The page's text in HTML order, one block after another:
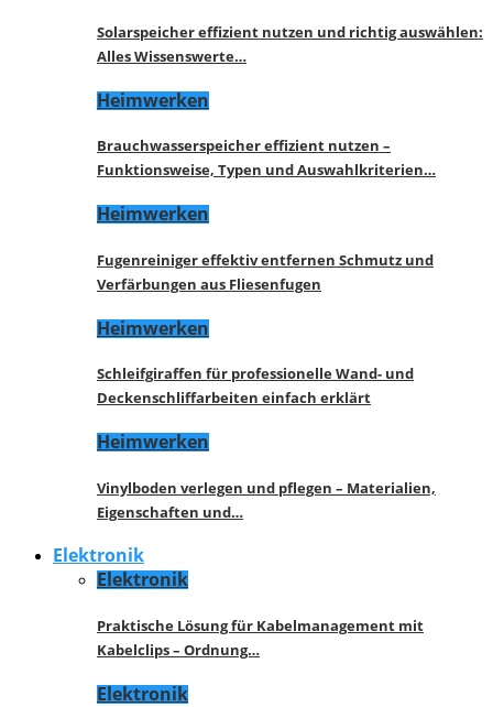
Solarspeicher effizient nutzen und richtig auswählen:
Alles Wissenswerte…
Heimwerken
Brauchwasserspeicher effizient nutzen –
Funktionsweise, Typen und Auswahlkriterien…
Heimwerken
Fugenreiniger effektiv entfernen Schmutz und
Verfärbungen aus Fliesenfugen
Heimwerken
Schleifgiraffen für professionelle Wand- und
Deckenschliffarbeiten einfach erklärt
Heimwerken
Vinylboden verlegen und pflegen – Materialien,
Eigenschaften und…
Elektronik
Elektronik
Praktische Lösung für Kabelmanagement mit
Kabelclips – Ordnung…
Elektronik